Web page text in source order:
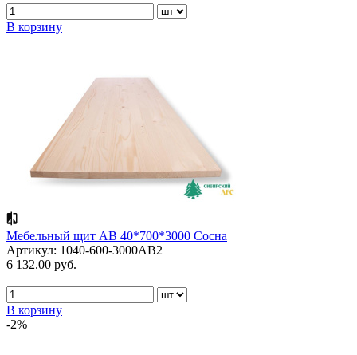
В корзину
Мебельный щит АВ 40*700*3000 Сосна
Артикул: 1040-600-3000AB2
6 132.00 руб.
В корзину
-2%